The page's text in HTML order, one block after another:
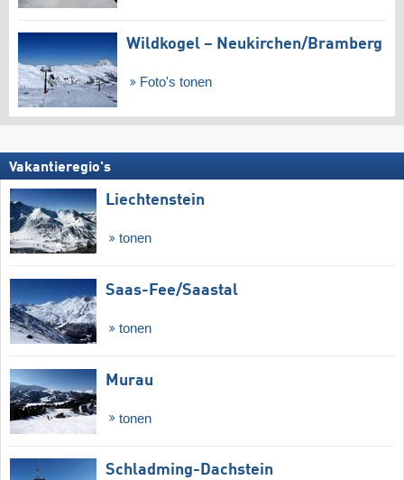
Wildkogel – Neukirchen/​Bramberg
Foto's tonen
Vakantieregio's
Liechtenstein
tonen
Saas-Fee/​Saastal
tonen
Murau
tonen
Schladming-Dachstein